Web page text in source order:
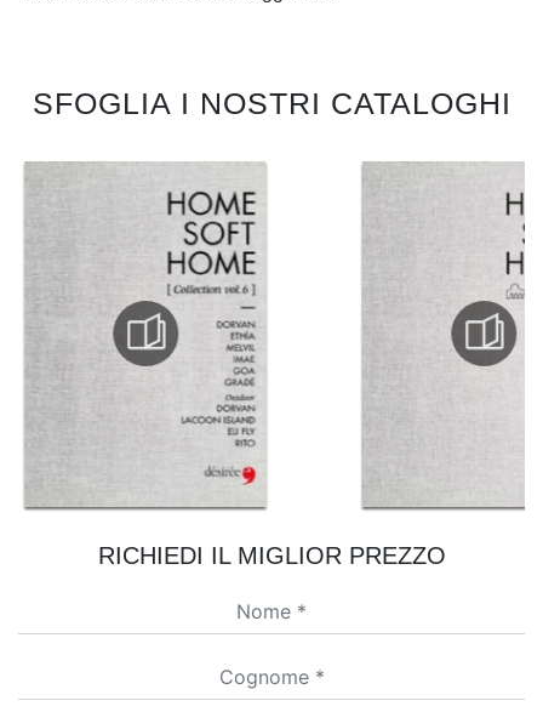
SFOGLIA I NOSTRI CATALOGHI
RICHIEDI IL MIGLIOR PREZZO